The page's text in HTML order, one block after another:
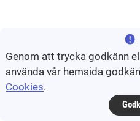
Genom att trycka godkänn
använda vår hemsida
Cookies.